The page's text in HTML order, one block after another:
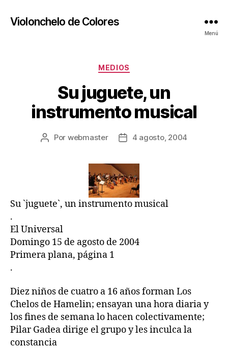
Violonchelo de Colores
Menú
Categorías
MEDIOS
Su juguete, un
instrumento musical
Autor
Por webmaster
Fecha
publicación
4 agosto, 2004
Su `juguete`, un instrumento musical
.
El Universal
Domingo 15 de agosto de 2004
Primera plana, página 1
.
Diez niños de cuatro a 16 años forman Los
Chelos de Hamelin; ensayan una hora diaria y
los fines de semana lo hacen colectivamente;
Pilar Gadea dirige el grupo y les inculca la
constancia